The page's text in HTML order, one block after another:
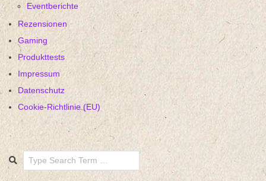
Eventberichte
Rezensionen
Gaming
Produkttests
Impressum
Datenschutz
Cookie-Richtlinie (EU)
Search